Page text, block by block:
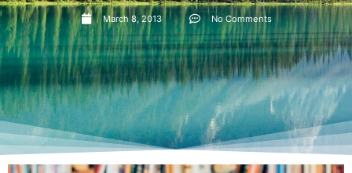
March 8, 2013 No Comments